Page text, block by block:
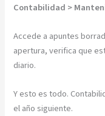
Contabilidad >
Accede a apuntes
apertura, verifica que
diario.
Y esto es todo.
el año siguiente.